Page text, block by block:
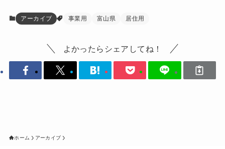
アーカイブ 事業用 富山県 居住用
よかったらシェアしてね！
ホーム アーカイブ